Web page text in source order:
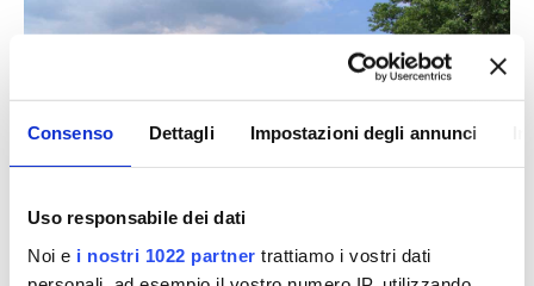
Consenso Dettagli Impostazioni degli annunci
Uso responsabile dei dati
Noi e i nostri 1022 partner trattiamo i vostri dati